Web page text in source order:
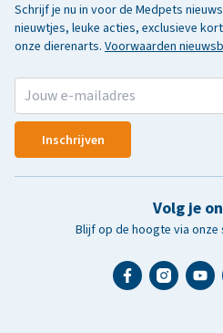
Schrijf je nu in voor de Medpets
nieuwtjes, leuke acties, exclusieve
onze dierenarts. Voorwaarden
Inschrijven
Volg je
Blijf op de hoogte via onze